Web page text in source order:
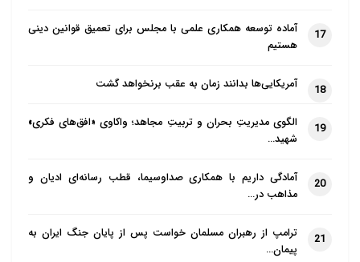
17
آماده توسعه همکاری علمی با مجلس برای تعمیق قوانین دینی
هستیم
18 آمریکایی‌ها بدانند زمان به عقب برنخواهد گشت
19
الگوی مدیریتِ بحران و تربیتِ مجاهد؛ واکاوی «افق‌های فکری»
شهید…
20
آمادگی داریم با همکاری صداوسیما، قطب رسانه‌ای ادیان و
مذاهب در…
21
ترامپ از رهبران مسلمان خواست پس از پایان جنگ ایران به
پیمان…